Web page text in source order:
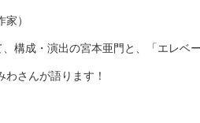
）
構成・演出の宮本亜門と、「エレ
さんが語ります！